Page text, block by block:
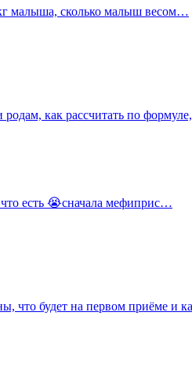
малыша, сколько малыш весом…
как рассчитать по
есть 😭сначала мефиприс…
что будет на первом приёме и